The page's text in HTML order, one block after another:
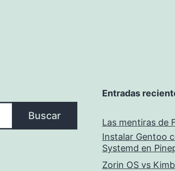
Buscar
Entradas
Las mentiras de
Instalar Gentoo
Systemd en
Zorin OS vs